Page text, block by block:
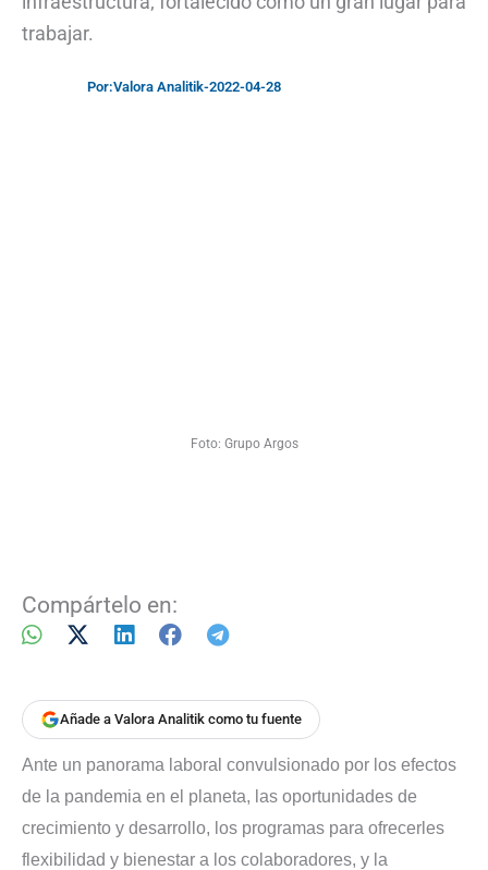
trabajar.
Por:Valora Analitik-2022-04-28
Foto: Grupo Argos
Compártelo en:
Añade a Valora Analitik como tu fuente
Ante un panorama laboral convulsionado por los efectos
de la pandemia en el planeta, las oportunidades de
crecimiento y desarrollo, los programas para ofrecerles
flexibilidad y bienestar a los colaboradores, y la